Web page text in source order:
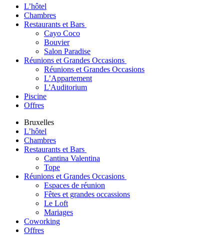
L’hôtel
Chambres
Restaurants et Bars
Cayo Coco
Bouvier
Salon Paradise
Réunions et Grandes Occasions
Réunions et Grandes Occasions
L’Appartement
L'Auditorium
Piscine
Offres
Bruxelles
L’hôtel
Chambres
Restaurants et Bars
Cantina Valentina
Tope
Réunions et Grandes Occasions
Espaces de réunion
Fêtes et grandes occassions
Le Loft
Mariages
Coworking
Offres